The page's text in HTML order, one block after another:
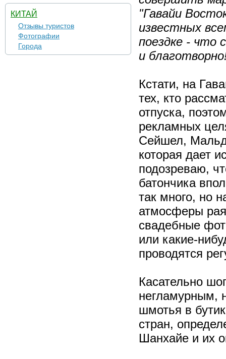
КИТАЙ
Отзывы туристов
Фотографии
Города
"Гавайи
известных
поездке - что
и
Кстати, на
тех, кто
отпуска,
рекламных
Сейшел,
которая дает
подозреваю,
батончика
так много, но
атмосферы
свадебные
или какие-
проводятся
Касательно
негламурным,
шмотья в
стран,
Шанхайе и их